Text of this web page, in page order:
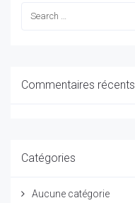
Commentaires récents
Catégories
Aucune catégorie